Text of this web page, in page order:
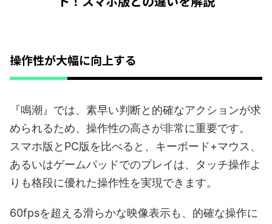
操作性が大幅に向上する
『鳴潮』では、素早い判断と的確なアクションが求
められるため、操作性の高さが非常に重要です。
スマホ版とPC版を比べると、キーボード+マウス、
あるいはゲームパッドでのプレイは、タッチ操作よ
りも格段に優れた操作性を実現できます。
60fpsを超える滑らかな映像表示も、的確な操作に